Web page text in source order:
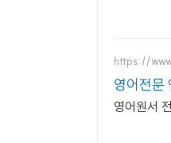
https://
영어전문
영어원서